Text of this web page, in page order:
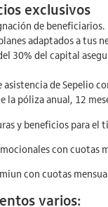
exclusivos
de beneficiarios.
adaptados a tus
30% del capital
asistencia de Sepelio
la póliza anual, 12
y beneficios para
con cuotas
con cuotas
varios: